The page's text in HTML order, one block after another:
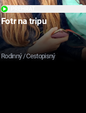
Fotr na tripu
Rodinný / Cestopisný